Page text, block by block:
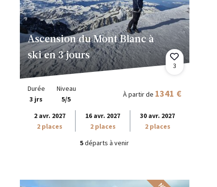
Ascension du Mont Blanc à
ski en 3 jours
3
Durée
3 jrs
Niveau
5/5
À partir de 1341 €
2 avr. 2027
2 places
16 avr. 2027
2 places
30 avr. 2027
2 places
5départs à venir